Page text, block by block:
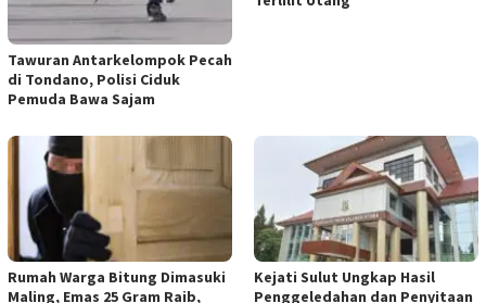
Tawuran Antarkelompok Pecah
di Tondano, Polisi Ciduk
Pemuda Bawa Sajam
Rumah Warga Bitung Dimasuki
Maling, Emas 25 Gram Raib,
Kejati Sulut Ungkap Hasil
Penggeledahan dan Penyitaan